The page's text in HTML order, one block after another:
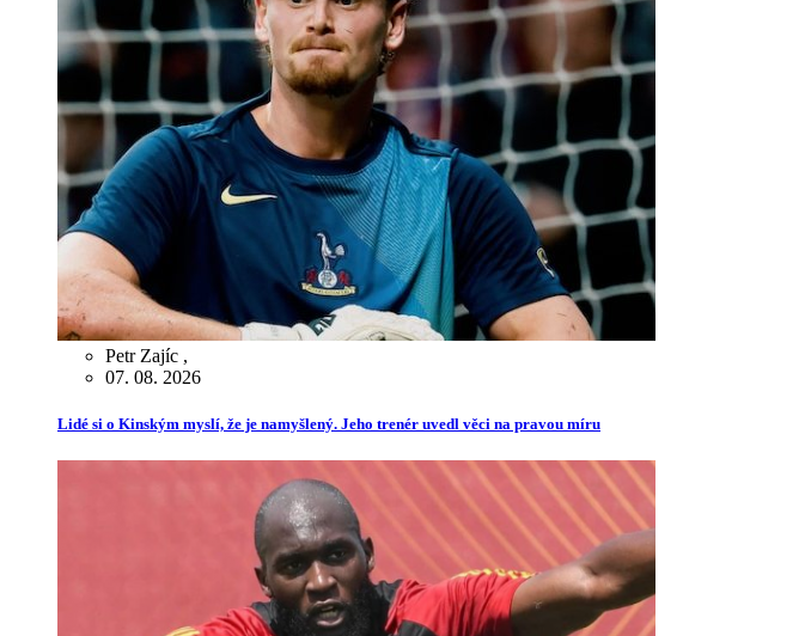
Petr Zajíc ,
07. 08. 2026
Lidé si o Kinským myslí, že je namyšlený. Jeho trenér uvedl věci na pravou míru